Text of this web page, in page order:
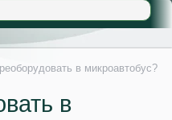
в микроавтобус?
в